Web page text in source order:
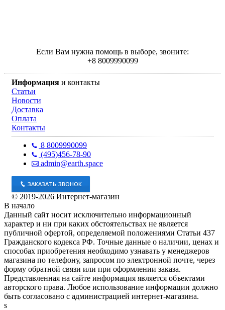
Если Вам нужна помощь в выборе, звоните:
+8 8009990099
Информация и контакты
Статьи
Новости
Доставка
Оплата
Контакты
8 8009990099
(495)456-78-90
admin@earth.space
ЗАКАЗАТЬ ЗВОНОК
© 2019-2026 Интернет-магазин
В начало
Данный сайт носит исключительно информационный
характер и ни при каких обстоятельствах не является
публичной офертой, определяемой положениями Статьи 437
Гражданского кодекса РФ. Точные данные о наличии, ценах и
способах приобретения необходимо узнавать у менеджеров
магазина по телефону, запросом по электронной почте, через
форму обратной связи или при оформлении заказа.
Представленная на сайте информация является объектами
авторского права. Любое использование информации должно
быть согласовано с администрацией интернет-магазина.
s